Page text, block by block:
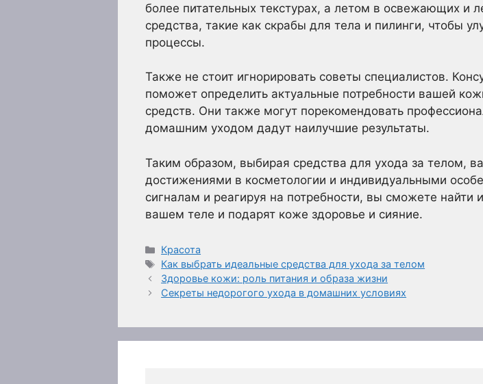
более питательных текстурах, а летом в освежающих и
средства, такие как скрабы для тела и пилинги, чтобы
процессы.
Также не стоит игнорировать советы специалистов.
поможет определить актуальные потребности вашей
средств. Они также могут порекомендовать
домашним уходом дадут наилучшие результаты.
Таким образом, выбирая средства для ухода за телом,
достижениями в косметологии и индивидуальными
сигналам и реагируя на потребности, вы сможете найти
вашем теле и подарят коже здоровье и сияние.
Рубрики
Красота
Метки
Как выбрать идеальные средства для ухода за телом
Здоровье кожи: роль питания и образа жизни
Секреты недорогого ухода в домашних условиях